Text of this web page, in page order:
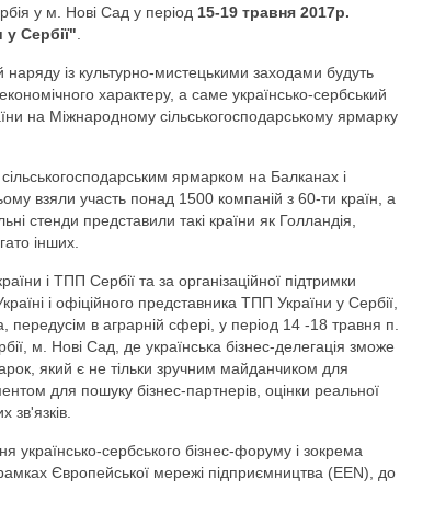
у м. Hoвi Сад у перiод 15-19 травня 2017р.
у Сербiї"
наряду iз культурно-мистецькими заходами будуть
характеру, а саме українсько-сербський
на Мiжнародному сiльськогосподарському ярмарку
ярмарком на Балканах i
взяли участь понад 1500 компанiй з 60-ти країн, а
стенди представили такі країни як Голландiя,
iнших.
i ТПП Сербiї та за органiзацiйної пiдтримки
i офiцiйного представника ТПП України у Сербiї,
передусiм в аграрнiй сферi, у перiод 14 -18 травня п.
м. Hoвi Сад, де українська бiзнес-делегацiя зможе
який є не тiльки зручним майданчиком для
для пошуку бiзнес-партнерiв, оцiнки реальної
зв'язкiв.
українсько-сербського бiзнес-форуму i зокрема
Європейської мережi пiдприємництва (EEN), до